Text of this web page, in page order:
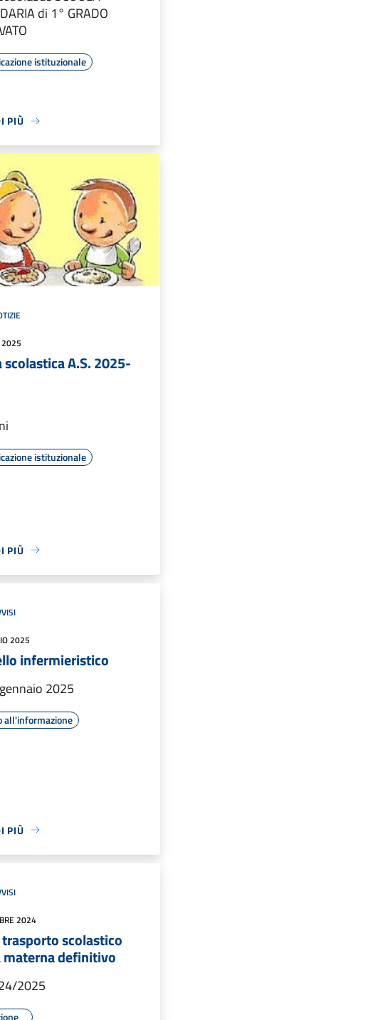
di 1° GRADO
istituzionale
PIÙ
2025
scolastica A.S. 2025-
istituzionale
PIÙ
2025
infermieristico
2025
all'informazione
PIÙ
2024
scolastico
materna definitivo
2025